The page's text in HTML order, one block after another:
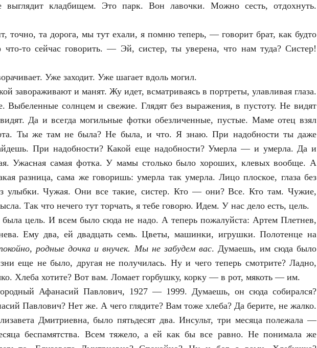
кладбищем. Это парк. Вон лавочки. Можно сесть, отдохнуть.
точно, та дорога, мы тут ехали, я помню теперь, — говорит брат, как будто
что-то сейчас говорить. — Эй, систер, ты уверена, что нам туда? Систер!
Уже заходит. Уже шагает вдоль могил.
завораживают и манят. Жу идет, всматриваясь в портреты, улавливая глаза.
Выбеленные солнцем и свежие. Глядят без выражения, в пустоту. Не видят
Да и всегда могильные фотки обезличенные, пустые. Маме отец взял
Ты же там не была? Не была, и что. Я знаю. При надобности ты даже
При надобности? Какой еще надобности? Умерла — и умерла. Да и
Ужасная самая фотка. У мамы столько было хороших, клевых вообще. А
разница, сама же говоришь: умерла так умерла. Лицо плоское, глаза без
улыбки. Чужая. Они все такие, систер. Кто — они? Все. Кто там. Чужие,
Так что нечего тут торчать, я тебе говорю. Идем. У нас дело есть, цель.
цель. И всем было сюда не надо. А теперь пожалуйста: Артем Плетнев,
Ему два, ей двадцать семь. Цветы, машинки, игрушки. Полотенце на
родные дочка и внучек. Мы не забудем вас. Думаешь, им сюда было
еще не было, другая не получилась. Ну и чего теперь смотрите? Ладно,
Хлеба хотите? Вот вам. Ломает горбушку, корку — в рот, мякоть — им.
Афанасий Павлович, 1927 — 1999. Думаешь, он сюда собирался?
Павлович? Нет же. А чего глядите? Вам тоже хлеба? Да берите, не жалко.
Дмитриевна, было пятьдесят два. Инсульт, три месяца полежала —
беспамятства. Всем тяжело, а ей как бы все равно. Не понимала же